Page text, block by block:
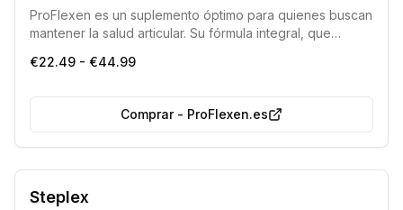
ProFlexen es un suplemento óptimo para quienes buscan
mantener la salud articular. Su fórmula integral, que
UC-II® (respaldado por estudios clínicos), contribuye
mayor libertad de movimiento para disfrutar plenamente
€22.49 - €44.99
Comprar- ProFlexen.es
Steplex